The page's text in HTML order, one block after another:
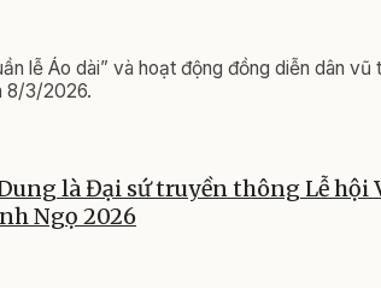
lễ Áo dài” và hoạt động đồng diễn dân vũ
8/3/2026.
là Đại sứ truyền thông Lễ hội
Ngọ 2026